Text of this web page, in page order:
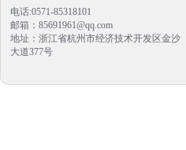
电话:0571-85318101
邮箱：85691961@qq.com
地址：浙江省杭州市经济技术开发区金沙
大道377号